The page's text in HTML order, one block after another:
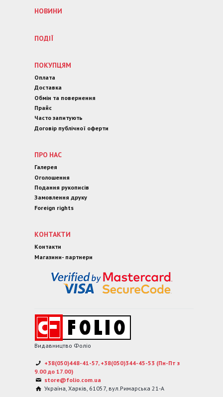
НОВИНИ
ПОДІЇ
ПОКУПЦЯМ
Оплата
Доставка
Обмін та повернення
Прайс
Часто запитують
Договір публічної оферти
ПРО НАС
Галерея
Оголошення
Подання рукописів
Замовлення друку
Foreign rights
КОНТАКТИ
Контакти
Магазини- партнери
Видавництво Фоліо
+38(050)448-41-57, +38(050)344-45-53 (Пн-Пт з
9.00 до 17.00)
store@folio.com.ua
Україна Харків 61057, вул.Римарська 21-А